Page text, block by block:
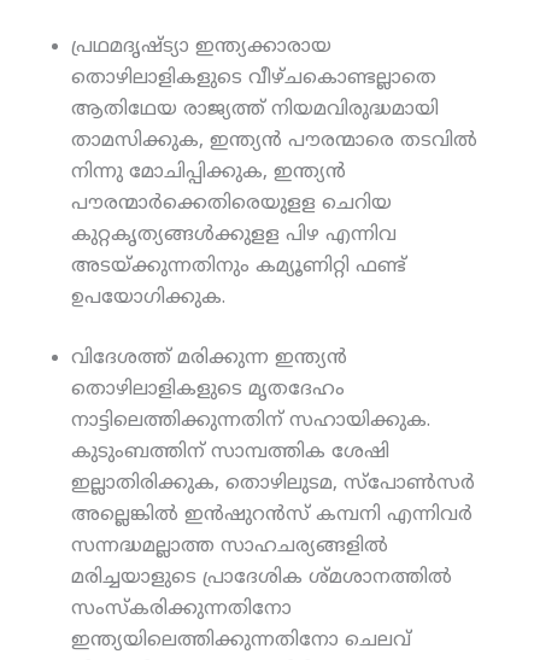
പ്രഥമദൃഷ്ട്യാ ഇന്ത്യക്കാരായ
തൊഴിലാളികളുടെ വീഴ്ചകൊണ്ടല്ലാതെ
ആതിഥേയ രാജ്യത്ത് നിയമവിരുദ്ധമായി
താമസിക്കുക, ഇന്ത്യന്‍ പൗരന്മാരെ തടവില്‍
നിന്നു മോചിപ്പിക്കുക, ഇന്ത്യന്‍
പൗരന്മാര്‍ക്കെതിരെയുളള ചെറിയ
കുറ്റകൃത്യങ്ങള്‍ക്കുളള പിഴ എന്നിവ
അടയ്ക്കുന്നതിനും കമ്യൂണിറ്റി ഫണ്ട്
ഉപയോഗിക്കുക.
വിദേശത്ത് മരിക്കുന്ന ഇന്ത്യന്‍
തൊഴിലാളികളുടെ മൃതദേഹം
നാട്ടിലെത്തിക്കുന്നതിന് സഹായിക്കുക.
കുടുംബത്തിന് സാമ്പത്തിക ശേഷി
ഇല്ലാതിരിക്കുക, തൊഴിലുടമ, സ്‌പോണ്‍സര്‍
അല്ലെങ്കില്‍ ഇന്‍ഷുറന്‍സ് കമ്പനി എന്നിവര്‍
സന്നദ്ധമല്ലാത്ത സാഹചര്യങ്ങളില്‍
മരിച്ചയാളുടെ പ്രാദേശിക ശ്മശാനത്തില്‍
സംസ്‌കരിക്കുന്നതിനോ
ഇന്ത്യയിലെത്തിക്കുന്നതിനോ ചെലവ്